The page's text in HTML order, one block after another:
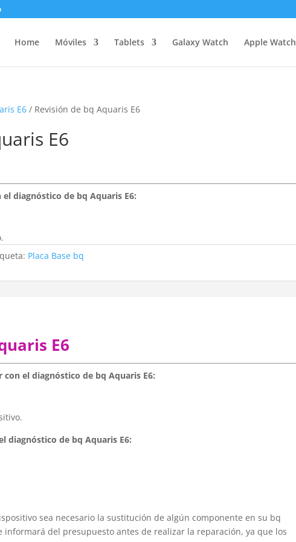
Home Móviles Tablets Galaxy Watch Apple Watch
E6 / Revisión de bq Aquaris E6
E6
diagnóstico de bq Aquaris E6:
Placa Base bq
E6
con el diagnóstico de bq Aquaris E6:
diagnóstico de bq Aquaris E6:
sea necesario la sustitución de algún componente en su bq
informará del presupuesto antes de realizar la reparación, ya que los